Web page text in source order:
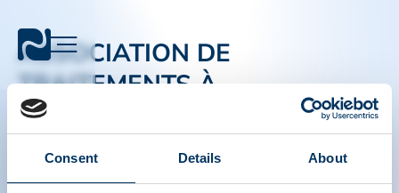
Consent Details About
ASSOCIATION DE
TRAITEMENTS À
BASE DE PROTÉINES
PLASMATIQUES